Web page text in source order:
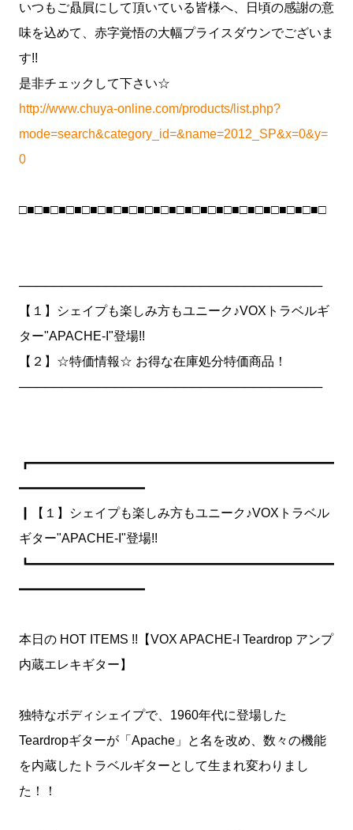
いつもご贔屓にして頂いている皆様へ、日頃の感謝の意
味を込めて、赤字覚悟の大幅プライスダウンでございま
す!!
是非チェックして下さい☆
http://www.chuya-online.com/products/list.php?
mode=search&category_id=&name=2012_SP&x=0&y=
0
□■□■□■□■□■□■□■□■□■□■□■□■□■□■□■□■□■□■□■□
───────────────────────────────────
【１】シェイプも楽しみ方もユニーク♪VOXトラベルギ
ター"APACHE-I"登場!!
【２】☆特価情報☆ お得な在庫処分特価商品！
───────────────────────────────────
┏━━━━━━━━━━━━━━━━━━━━━━━━
━━━━━━━━━━
┃【１】シェイプも楽しみ方もユニーク♪VOXトラベル
ギター"APACHE-I"登場!!
┗━━━━━━━━━━━━━━━━━━━━━━━━
━━━━━━━━━━
本日の HOT ITEMS !!【VOX APACHE-I Teardrop アンプ
内蔵エレキギター】
独特なボディシェイプで、1960年代に登場した
Teardropギターが「Apache」と名を改め、数々の機能
を内蔵したトラベルギターとして生まれ変わりまし
た！！